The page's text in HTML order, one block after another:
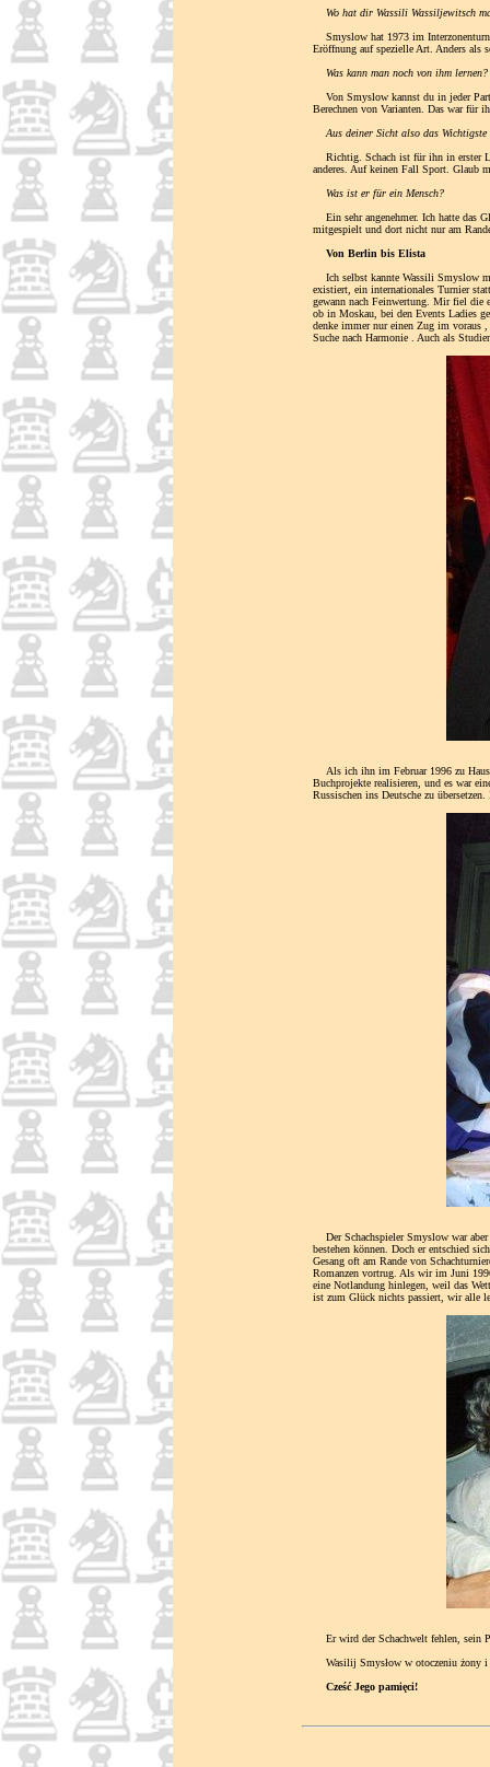
Wo hat dir Wassili Wassiljewitsch
Smyslow hat 1973 im
Eröffnung auf spezielle Art. Anders als
Was kann man noch von ihm lernen?
Von Smyslow kannst du in jeder
Berechnen von Varianten. Das war
Aus deiner Sicht also das
Richtig. Schach ist für ihn in erster
anderes. Auf keinen Fall Sport. Glaub
Was ist er für ein Mensch?
Ein sehr angenehmer. Ich hatte das
mitgespielt und dort nicht nur am
Von Berlin bis Elista
Ich selbst kannte Wassili Smyslow
existiert, ein internationales Turnier
gewann nach Feinwertung. Mir fiel die
ob in Moskau, bei den Events Ladies
denke immer nur einen Zug im voraus
Suche nach Harmonie . Auch als
Als ich ihn im Februar 1996 zu Hause
Buchprojekte realisieren, und es war
Russischen ins Deutsche zu
Der Schachspieler Smyslow war
bestehen können. Doch er entschied
Gesang oft am Rande von
Romanzen vortrug. Als wir im Juni
eine Notlandung hinlegen, weil das
ist zum Glück nichts passiert, wir alle
Er wird der Schachwelt fehlen, sein
Wasilij Smysłow w otoczeniu żony i
Cześć Jego pamięci!